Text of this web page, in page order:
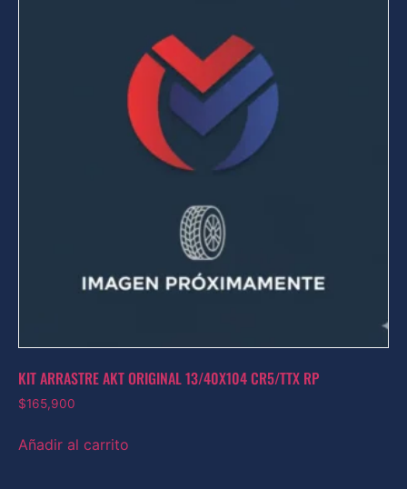
KIT ARRASTRE AKT ORIGINAL 13/40X104 CR5/TTX RP
$165,900
Añadir al carrito